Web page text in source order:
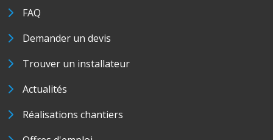
FAQ
Demander un devis
Trouver un installateur
Actualités
Réalisations chantiers